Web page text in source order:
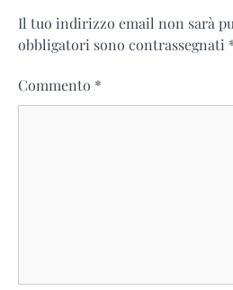
Il tuo indirizzo email non sarà
obbligatori sono contrassegnati
Commento *